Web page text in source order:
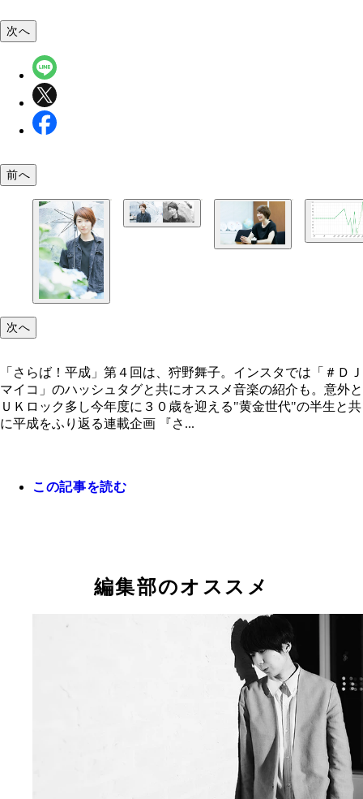
紹介も。意外とＵＫロック多し
次へ
前へ
次へ
「さらば！平成」第４回は、狩野舞子。インスタでは「＃ＤＪ
マイコ」のハッシュタグと共にオススメ音楽の紹介も。意外と
ＵＫロック多し今年度に３０歳を迎える"黄金世代"の半生と共
に平成をふり返る連載企画 『さ...
この記事を読む
編集部のオススメ